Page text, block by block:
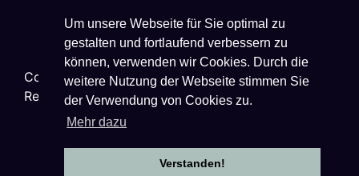
Um unsere Webseite für Sie optimal zu
gestalten und fortlaufend verbessern zu
können, verwenden wir Cookies. Durch die
weitere Nutzung der Webseite stimmen Sie
der Verwendung von Cookies zu.
Mehr dazu
Verstanden!
Copyright © 2026Techniklexikon.net - All Rights
Reserved.
Datenschutzhinweise